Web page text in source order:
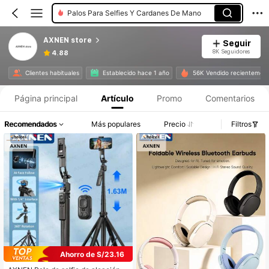
Palos Para Selfies Y Cardanes De Mano
AXNEN store
4.88
Seguir
8K Seguidores
Clientes habituales Establecido hace 1 año 56K Vendido
Página principal Artículo Promo Comentarios
Recomendados Más populares Precio Filtros
Ahorro de S/23.16